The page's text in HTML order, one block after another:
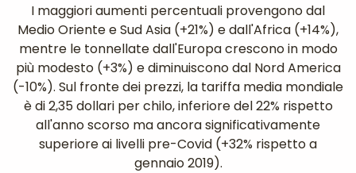
I maggiori aumenti percentuali provengono dal
Medio Oriente e Sud Asia (+21%) e dall'Africa (+14%),
mentre le tonnellate dall'Europa crescono in modo
più modesto (+3%) e diminuiscono dal Nord America
(-10%). Sul fronte dei prezzi, la tariffa media mondiale
è di 2,35 dollari per chilo, inferiore del 22% rispetto
all'anno scorso ma ancora significativamente
superiore ai livelli pre-Covid (+32% rispetto a
gennaio 2019).